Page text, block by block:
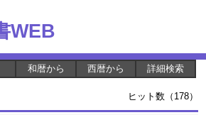
WEB
和暦から 西暦から 詳細検索
ヒット数（178）